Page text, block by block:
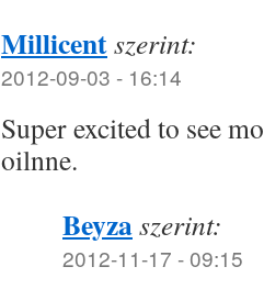
Millicentszerint:
2012-09-03 - 16:14
Super excited to see
oilnne.
Beyzaszerint:
2012-11-17 - 09:15